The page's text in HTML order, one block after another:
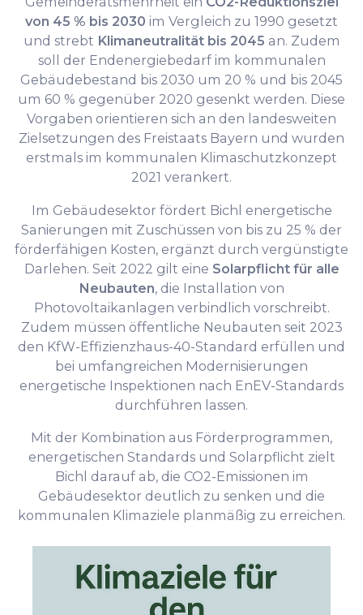
von 45 % bis 2030 im Vergleich zu 1990 gesetzt
und strebt Klimaneutralität bis 2045 an. Zudem
soll der Endenergiebedarf im kommunalen
Gebäudebestand bis 2030 um 20 % und bis 2045
um 60 % gegenüber 2020 gesenkt werden. Diese
Vorgaben orientieren sich an den landesweiten
Zielsetzungen des Freistaats Bayern und wurden
erstmals im kommunalen Klimaschutzkonzept
2021 verankert.
Im Gebäudesektor fördert Bichl energetische
Sanierungen mit Zuschüssen von bis zu 25 % der
förderfähigen Kosten, ergänzt durch vergünstigte
Darlehen. Seit 2022 gilt eine Solarpflicht für alle
Neubauten, die Installation von
Photovoltaikanlagen verbindlich vorschreibt.
Zudem müssen öffentliche Neubauten seit 2023
den KfW-Effizienzhaus-40-Standard erfüllen und
bei umfangreichen Modernisierungen
energetische Inspektionen nach EnEV-Standards
durchführen lassen.
Mit der Kombination aus Förderprogrammen,
energetischen Standards und Solarpflicht zielt
Bichl darauf ab, die CO2-Emissionen im
Gebäudesektor deutlich zu senken und die
kommunalen Klimaziele planmäßig zu erreichen.